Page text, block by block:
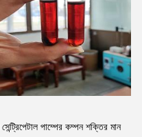
পাম্পের কম্পন শক্তির মান